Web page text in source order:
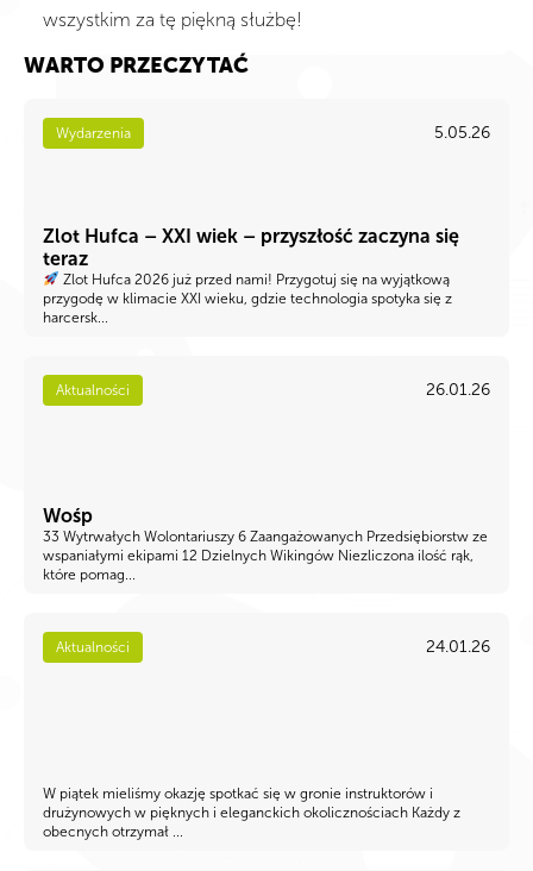
wszystkim za tę piękną służbę!
WARTO PRZECZYTAĆ
Wydarzenia 5.05.26
Zlot Hufca – XXI wiek – przyszłość zaczyna się
teraz
Zlot Hufca 2026 już przed nami! Przygotuj się na wyjątkową
przygodę w klimacie XXI wieku, gdzie technologia spotyka się z
harcersk...
Aktualności 26.01.26
Wośp
33 Wytrwałych Wolontariuszy 6 Zaangażowanych Przedsiębiorstw ze
wspaniałymi ekipami 12 Dzielnych Wikingów Niezliczona ilość rąk,
które pomag...
Aktualności 24.01.26
W piątek mieliśmy okazję spotkać się w gronie instruktorów i
drużynowych w pięknych i eleganckich okolicznościach Każdy z
obecnych otrzymał ...